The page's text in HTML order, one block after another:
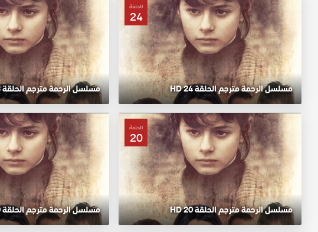
الحلقة
24
مسلسل الرحمة مترجم الحلقة 24 HD مسلسل الرحمة مترجم الحلقة 23 HD
الحلقة
20
مسلسل الرحمة مترجم الحلقة 20 HD مسلسل الرحمة مترجم الحلقة 19 HD